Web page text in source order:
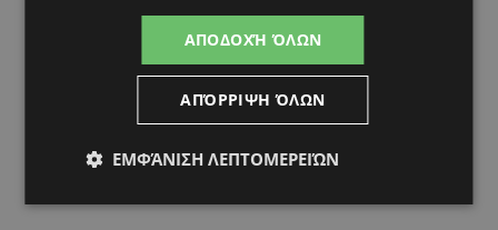
ΑΠΟΔΟΧΉ ΌΛΩΝ
ΑΠΌΡΡΙΨΗ ΌΛΩΝ
ΕΜΦΆΝΙΣΗ ΛΕΠΤΟΜΕΡΕΙΏΝ